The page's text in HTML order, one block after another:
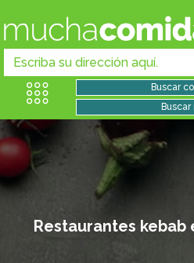
Restaurantes